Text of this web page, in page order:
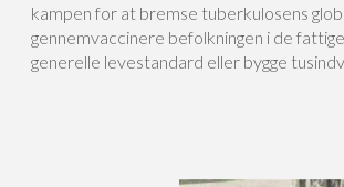
kampen for at bremse tuberkulosens
gennemvaccinere befolkningen i de
generelle levestandard eller bygge